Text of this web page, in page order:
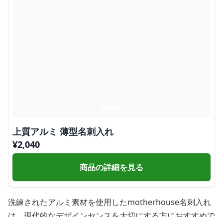
上質アルミ 薄型名刺入れ
¥2,040
商品の詳細を見る
洗練されたアルミ素材を使用したmotherhouse名刺入れ